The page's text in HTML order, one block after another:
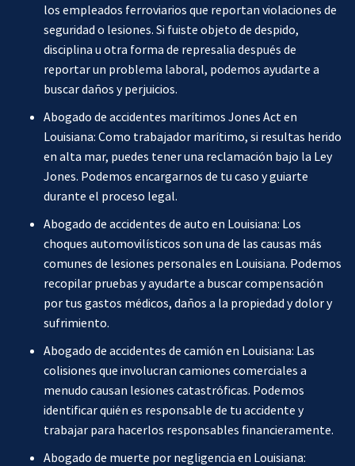
los empleados ferroviarios que reportan violaciones de
seguridad o lesiones. Si fuiste objeto de despido,
disciplina u otra forma de represalia después de
reportar un problema laboral, podemos ayudarte a
buscar daños y perjuicios.
Abogado de accidentes marítimos Jones Act en
Louisiana: Como trabajador marítimo, si resultas herido
en alta mar, puedes tener una reclamación bajo la Ley
Jones. Podemos encargarnos de tu caso y guiarte
durante el proceso legal.
Abogado de accidentes de auto en Louisiana: Los
choques automovilísticos son una de las causas más
comunes de lesiones personales en Louisiana. Podemos
recopilar pruebas y ayudarte a buscar compensación
por tus gastos médicos, daños a la propiedad y dolor y
sufrimiento.
Abogado de accidentes de camión en Louisiana: Las
colisiones que involucran camiones comerciales a
menudo causan lesiones catastróficas. Podemos
identificar quién es responsable de tu accidente y
trabajar para hacerlos responsables financieramente.
Abogado de muerte por negligencia en Louisiana: